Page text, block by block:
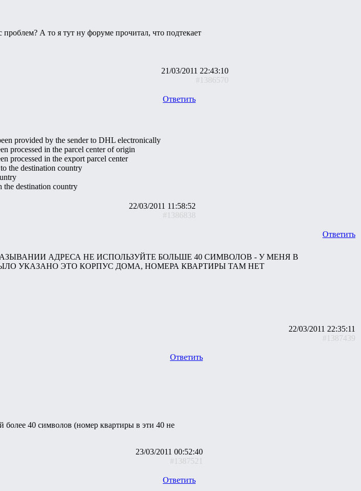
А то я тут ну форуме прочитал, что подтекает
21/03/2011 22:43:10
#1386570
Ответить
provided by the sender to DHL electronically
processed in the parcel center of origin
processed in the export parcel center
the destination country
the destination country
22/03/2011 11:58:52
#1386838
Ответить
УКАЗЫВАНИИ АДРЕСА НЕ ИСПОЛЬЗУЙТЕ БОЛЬШЕ 40 СИМВОЛОВ - У МЕНЯ В
УКАЗАНО ЭТО КОРПУС ДОМА, НОМЕРА КВАРТИРЫ ТАМ НЕТ
22/03/2011 22:35:11
#1387439
Ответить
более 40 символов (номер квартиры в эти 40 не
23/03/2011 00:52:40
#1387521
Ответить